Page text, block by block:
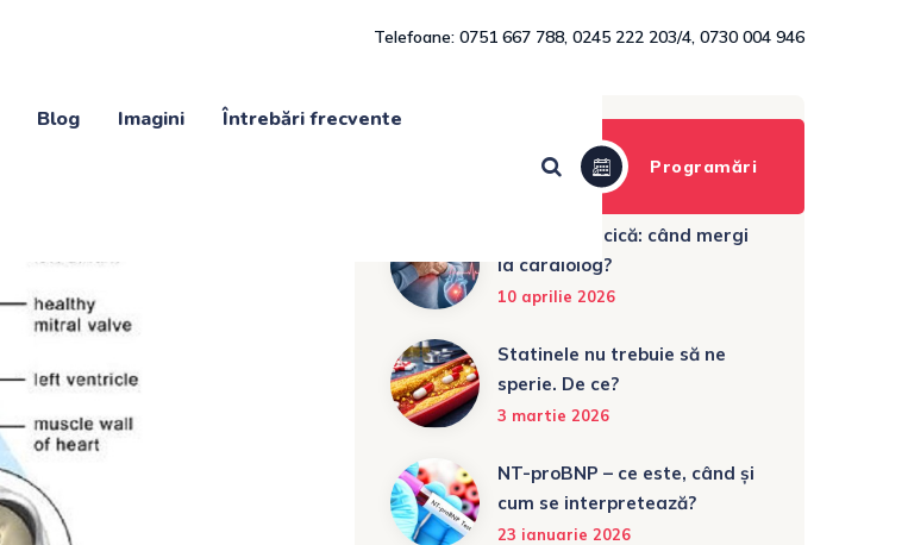
Telefoane: 0751 667 788, 0245 222 203/4, 0730 004 946
Blog Imagini Întrebări frecvente
Programări
Articole recente
Durere toracică: când mergi
la cardiolog?
10 aprilie 2026
Statinele nu trebuie să ne
sperie. De ce?
3 martie 2026
NT-proBNP – ce este, când și
cum se interpretează?
23 ianuarie 2026